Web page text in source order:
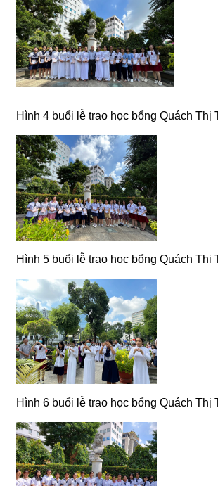
Hình 4 buổi lễ trao học bổng Quách Thị
Hình 5 buổi lễ trao học bổng Quách Thị
Hình 6 buổi lễ trao học bổng Quách Thị